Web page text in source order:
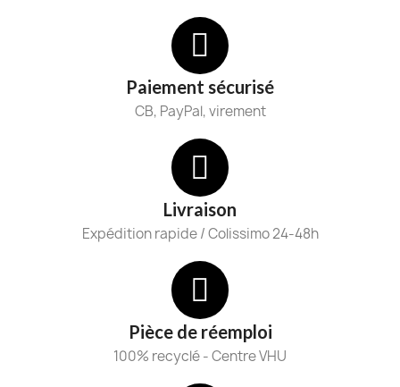
Paiement sécurisé
CB, PayPal, virement
Livraison
Expédition rapide / Colissimo 24-48h
Pièce de réemploi
100% recyclé - Centre VHU